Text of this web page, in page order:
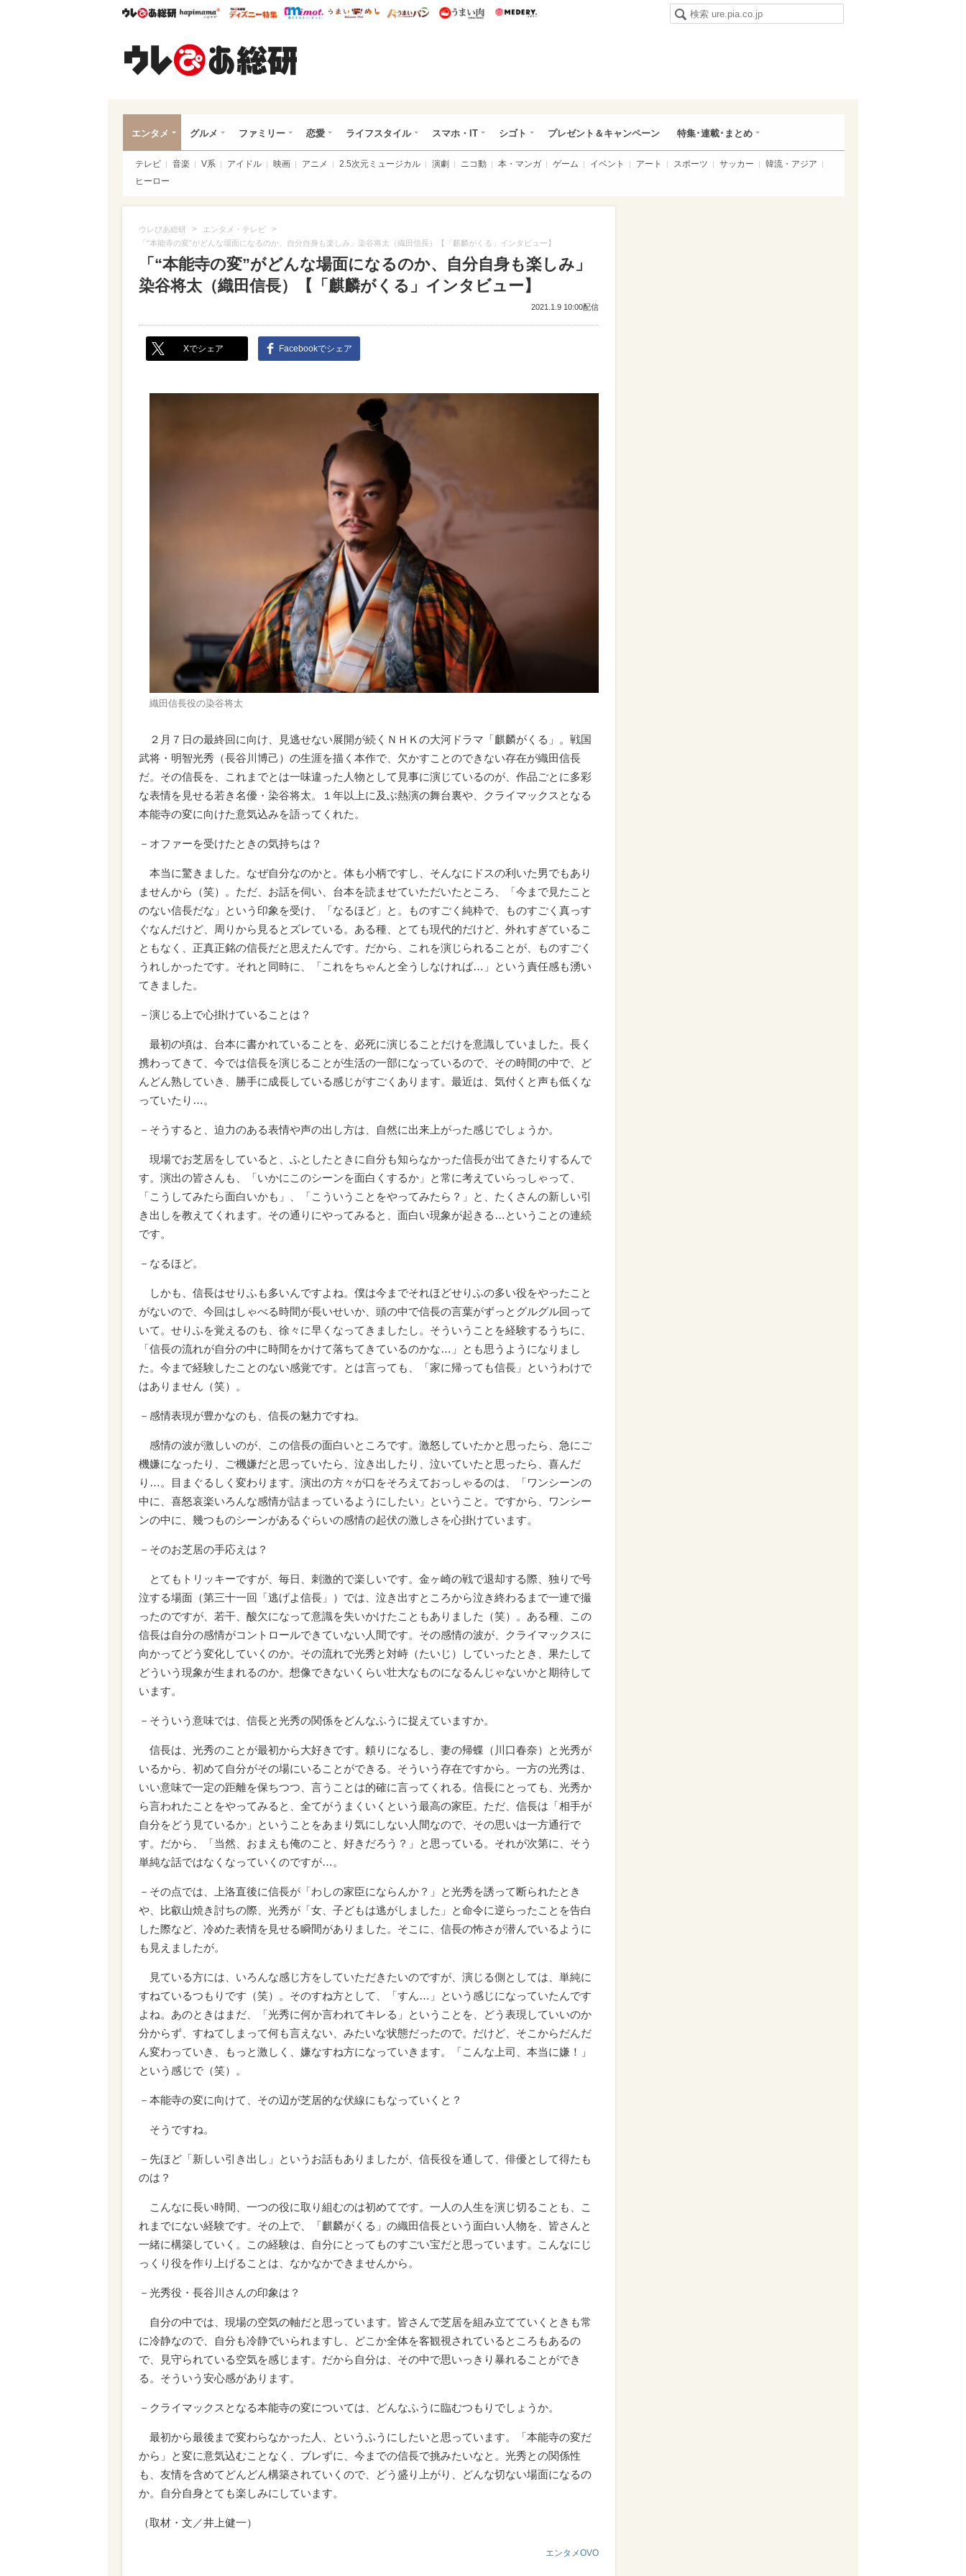
ウレぴあ総研ハピママ* ウレぴあ総研 ディズニー特集
mimot. うまいめし うまいパン うまい肉
エンタメ グルメ ファミリー 恋愛 ライフスタイル スマホ・IT シゴト プレゼント＆キャンペーン 特集･連載･まとめ
テレビ 音楽 V系 アイドル 映画 アニメ 2.5次元ミュージカル 演劇 ニコ動 本・マンガ ゲーム イベント アート スポーツ サッカー
韓流・アジア
ヒーロー
ウレぴあ総研 > エンタメ・テレビ >
「“本能寺の変”がどんな場面になるのか、自分自身も楽しみ」染谷将太（織田信長）【「麒麟がくる」インタビュー】
「“本能寺の変”がどんな場面になるのか、自分自身も楽しみ」
染谷将太（織田信長）【「麒麟がくる」インタビュー】
2021.1.9 10:00配信
Xでシェア Facebookでシェア
織田信長役の染谷将太
２月７日の最終回に向け、見逃せない展開が続くＮＨＫの大河ドラマ「麒麟がくる」。戦国
武将・明智光秀（長谷川博己）の生涯を描く本作で、欠かすことのできない存在が織田信長
だ。その信長を、これまでとは一味違った人物として見事に演じているのが、作品ごとに多彩
な表情を見せる若き名優・染谷将太。１年以上に及ぶ熱演の舞台裏や、クライマックスとなる
本能寺の変に向けた意気込みを語ってくれた。
－オファーを受けたときの気持ちは？
本当に驚きました。なぜ自分なのかと。体も小柄ですし、そんなにドスの利いた男でもあり
ませんから（笑）。ただ、お話を伺い、台本を読ませていただいたところ、「今まで見たこと
のない信長だな」という印象を受け、「なるほど」と。ものすごく純粋で、ものすごく真っす
ぐなんだけど、周りから見るとズレている。ある種、とても現代的だけど、外れすぎているこ
ともなく、正真正銘の信長だと思えたんです。だから、これを演じられることが、ものすごく
うれしかったです。それと同時に、「これをちゃんと全うしなければ…」という責任感も湧い
てきました。
－演じる上で心掛けていることは？
最初の頃は、台本に書かれていることを、必死に演じることだけを意識していました。長く
携わってきて、今では信長を演じることが生活の一部になっているので、その時間の中で、ど
んどん熟していき、勝手に成長している感じがすごくあります。最近は、気付くと声も低くな
っていたり…。
－そうすると、迫力のある表情や声の出し方は、自然に出来上がった感じでしょうか。
現場でお芝居をしていると、ふとしたときに自分も知らなかった信長が出てきたりするんで
す。演出の皆さんも、「いかにこのシーンを面白くするか」と常に考えていらっしゃって、
「こうしてみたら面白いかも」、「こういうことをやってみたら？」と、たくさんの新しい引
き出しを教えてくれます。その通りにやってみると、面白い現象が起きる…ということの連続
です。
－なるほど。
しかも、信長はせりふも多いんですよね。僕は今までそれほどせりふの多い役をやったこと
がないので、今回はしゃべる時間が長いせいか、頭の中で信長の言葉がずっとグルグル回って
いて。せりふを覚えるのも、徐々に早くなってきましたし。そういうことを経験するうちに、
「信長の流れが自分の中に時間をかけて落ちてきているのかな…」とも思うようになりまし
た。今まで経験したことのない感覚です。とは言っても、「家に帰っても信長」というわけで
はありません（笑）。
－感情表現が豊かなのも、信長の魅力ですね。
感情の波が激しいのが、この信長の面白いところです。激怒していたかと思ったら、急にご
機嫌になったり、ご機嫌だと思っていたら、泣き出したり、泣いていたと思ったら、喜んだ
り…。目まぐるしく変わります。演出の方々が口をそろえておっしゃるのは、「ワンシーンの
中に、喜怒哀楽いろんな感情が詰まっているようにしたい」ということ。ですから、ワンシー
ンの中に、幾つものシーンがあるぐらいの感情の起伏の激しさを心掛けています。
－そのお芝居の手応えは？
とてもトリッキーですが、毎日、刺激的で楽しいです。金ヶ崎の戦で退却する際、独りで号
泣する場面（第三十一回「逃げよ信長」）では、泣き出すところから泣き終わるまで一連で撮
ったのですが、若干、酸欠になって意識を失いかけたこともありました（笑）。ある種、この
信長は自分の感情がコントロールできていない人間です。その感情の波が、クライマックスに
向かってどう変化していくのか。その流れで光秀と対峙（たいじ）していったとき、果たして
どういう現象が生まれるのか。想像できないくらい壮大なものになるんじゃないかと期待して
います。
－そういう意味では、信長と光秀の関係をどんなふうに捉えていますか。
信長は、光秀のことが最初から大好きです。頼りになるし、妻の帰蝶（川口春奈）と光秀が
いるから、初めて自分がその場にいることができる。そういう存在ですから。一方の光秀は、
いい意味で一定の距離を保ちつつ、言うことは的確に言ってくれる。信長にとっても、光秀か
ら言われたことをやってみると、全てがうまくいくという最高の家臣。ただ、信長は「相手が
自分をどう見ているか」ということをあまり気にしない人間なので、その思いは一方通行で
す。だから、「当然、おまえも俺のこと、好きだろう？」と思っている。それが次第に、そう
単純な話ではなくなっていくのですが…。
－その点では、上洛直後に信長が「わしの家臣にならんか？」と光秀を誘って断られたとき
や、比叡山焼き討ちの際、光秀が「女、子どもは逃がしました」と命令に逆らったことを告白
した際など、冷めた表情を見せる瞬間がありました。そこに、信長の怖さが潜んでいるように
も見えましたが。
見ている方には、いろんな感じ方をしていただきたいのですが、演じる側としては、単純に
すねているつもりです（笑）。そのすね方として、「すん…」という感じになっていたんです
よね。あのときはまだ、「光秀に何か言われてキレる」ということを、どう表現していいのか
分からず、すねてしまって何も言えない、みたいな状態だったので。だけど、そこからだんだ
ん変わっていき、もっと激しく、嫌なすね方になっていきます。「こんな上司、本当に嫌！」
という感じで（笑）。
－本能寺の変に向けて、その辺が芝居的な伏線にもなっていくと？
そうですね。
－先ほど「新しい引き出し」というお話もありましたが、信長役を通して、俳優として得たも
のは？
こんなに長い時間、一つの役に取り組むのは初めてです。一人の人生を演じ切ることも、こ
れまでにない経験です。その上で、「麒麟がくる」の織田信長という面白い人物を、皆さんと
一緒に構築していく。この経験は、自分にとってものすごい宝だと思っています。こんなにじ
っくり役を作り上げることは、なかなかできませんから。
－光秀役・長谷川さんの印象は？
自分の中では、現場の空気の軸だと思っています。皆さんで芝居を組み立てていくときも常
に冷静なので、自分も冷静でいられますし、どこか全体を客観視されているところもあるの
で、見守られている空気を感じます。だから自分は、その中で思いっきり暴れることができ
る。そういう安心感があります。
－クライマックスとなる本能寺の変については、どんなふうに臨むつもりでしょうか。
最初から最後まで変わらなかった人、というふうにしたいと思っています。「本能寺の変だ
から」と変に意気込むことなく、ブレずに、今までの信長で挑みたいなと。光秀との関係性
も、友情を含めてどんどん構築されていくので、どう盛り上がり、どんな切ない場面になるの
か。自分自身とても楽しみにしています。
（取材・文／井上健一）
エンタメOVO